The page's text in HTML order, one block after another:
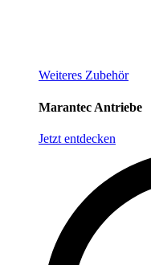
Weiteres Zubehör
Marantec Antriebe
Jetzt entdecken